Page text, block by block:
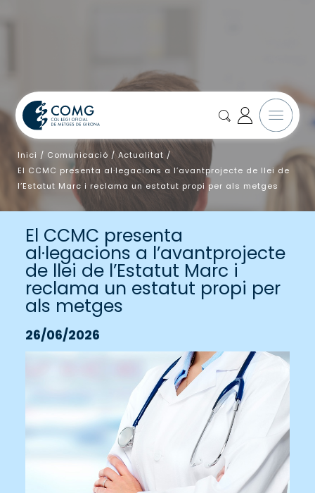
Inici / Comunicació / Actualitat /
El CCMC presenta al·legacions a l’avantprojecte de llei de
l’Estatut Marc i reclama un estatut propi per als metges
El CCMC presenta
al·legacions a l’avantprojecte
de llei de l’Estatut Marc i
reclama un estatut propi per
als metges
26/06/2026